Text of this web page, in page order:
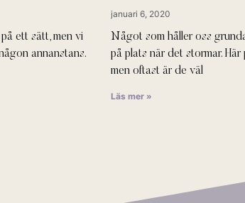
ett sätt, men vi
annanstans.
januari 6, 2020
Något som håller oss
på plats när det stormar.
men oftast är de väl
Läs mer »